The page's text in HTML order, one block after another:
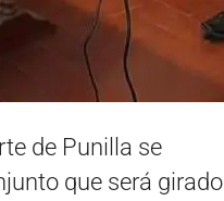
de Punilla se
que será girado